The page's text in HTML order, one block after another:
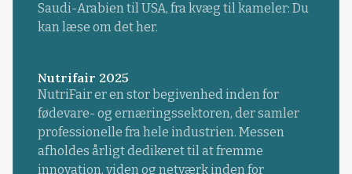
Saudi-Arabien til USA, fra kvæg til kameler: Du
kan læse om det her.
Nutrifair 2025
NutriFair er en stor begivenhed inden for
fødevare- og ernæringssektoren, der samler
professionelle fra hele industrien. Messen
afholdes årligt dedikeret til at fremme
innovation, viden og netværk inden for